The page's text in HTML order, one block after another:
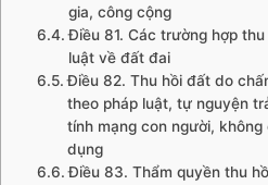
gia, công cộng
Điều 81. Các trường hợp
luật về đất đai
Điều 82. Thu hồi đất do
theo pháp luật, tự nguyện
tính mạng con người,
dụng
Điều 83. Thẩm quyền thu